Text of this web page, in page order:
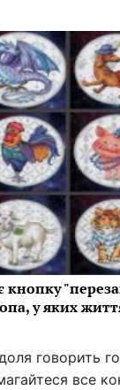
кнопку
у яких
говорить
все